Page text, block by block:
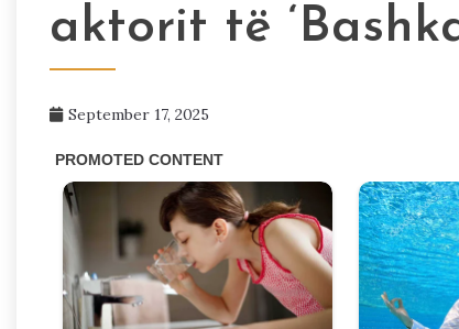
aktorit të
September 17, 2025